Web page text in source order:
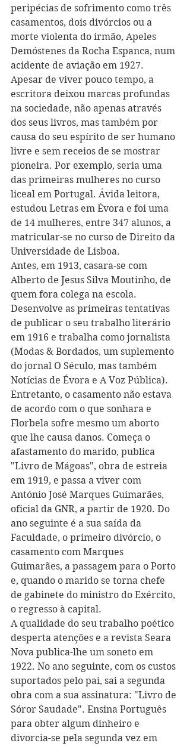
peripécias de sofrimento como três
casamentos, dois divórcios ou a
morte violenta do irmão, Apeles
Demóstenes da Rocha Espanca, num
acidente de aviação em 1927.
Apesar de viver pouco tempo, a
escritora deixou marcas profundas
na sociedade, não apenas através
dos seus livros, mas também por
causa do seu espírito de ser humano
livre e sem receios de se mostrar
pioneira. Por exemplo, seria uma
das primeiras mulheres no curso
liceal em Portugal. Ávida leitora,
estudou Letras em Évora e foi uma
de 14 mulheres, entre 347 alunos, a
matricular-se no curso de Direito da
Universidade de Lisboa.
Antes, em 1913, casara-se com
Alberto de Jesus Silva Moutinho, de
quem fora colega na escola.
Desenvolve as primeiras tentativas
de publicar o seu trabalho literário
em 1916 e trabalha como jornalista
(Modas & Bordados, um suplemento
do jornal O Século, mas também
Notícias de Évora e A Voz Pública).
Entretanto, o casamento não estava
de acordo com o que sonhara e
Florbela sofre mesmo um aborto
que lhe causa danos. Começa o
afastamento do marido, publica
"Livro de Mágoas", obra de estreia
em 1919, e passa a viver com
António José Marques Guimarães,
oficial da GNR, a partir de 1920. Do
ano seguinte é a sua saída da
Faculdade, o primeiro divórcio, o
casamento com Marques
Guimarães, a passagem para o Porto
e, quando o marido se torna chefe
de gabinete do ministro do Exército,
o regresso à capital.
A qualidade do seu trabalho poético
desperta atenções e a revista Seara
Nova publica-lhe um soneto em
1922. No ano seguinte, com os custos
suportados pelo pai, sai a segunda
obra com a sua assinatura: "Livro de
Sóror Saudade". Ensina Português
para obter algum dinheiro e
divorcia-se pela segunda vez em